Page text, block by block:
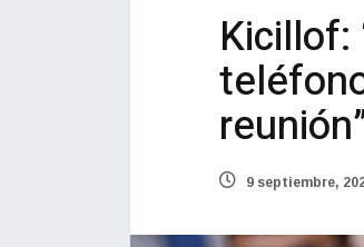
Kicillof:
9 septiembre,